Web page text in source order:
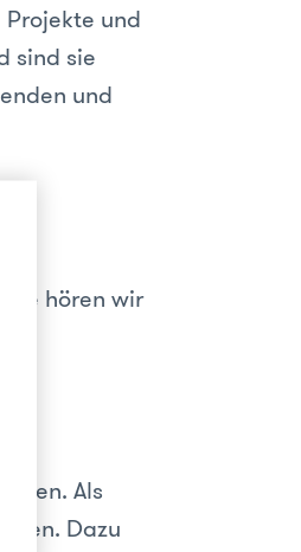
und
sind sie
und
hören wir
Als
Dazu